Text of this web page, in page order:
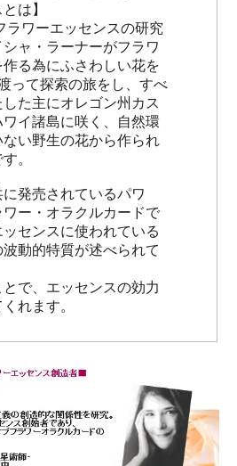
は】
ラワーエッセンスの研究
ャ・ラーナーがフラワ
る為にふさわしい花を
って探索の旅をし、すべ
た主にオレゴン州カス
イ諸島に咲く、自然環
い野生の花から作られ
。
発売されているパワ
ー・オラクルカードで
センスに使われている
動的特質が述べられて
で、エッセンスの効力
れます。